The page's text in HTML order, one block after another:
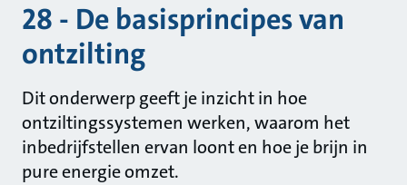
28 - De basisprincipes van
ontzilting
Dit onderwerp geeft je inzicht in hoe
ontziltingssystemen werken, waarom het
inbedrijfstellen ervan loont en hoe je brijn in
pure energie omzet.